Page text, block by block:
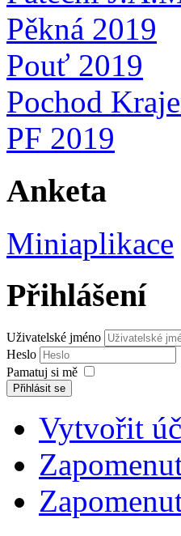
Pěkná 2019
Pouť 2019
Pochod
PF 2019
Anketa
Miniaplikace
Přihlášení
Uživatelské jméno
Heslo
Pamatuj si mě
Přihlásit se
Vytvořit